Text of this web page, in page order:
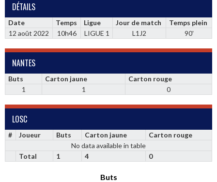
DÉTAILS
Date Temps Ligue Jour de match
Temps plein
12 août 2022
10h46 LIGUE 1 L1J2 90'
NANTES
Buts Carton jaune
Carton rouge
1
1 0
LOSC
# Joueur Buts Carton jaune
Carton rouge
No data available in table
Total
1 4 0
Buts